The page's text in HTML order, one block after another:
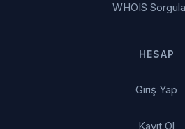
WHOIS
HESAP
Giriş Yap
Kayıt Ol